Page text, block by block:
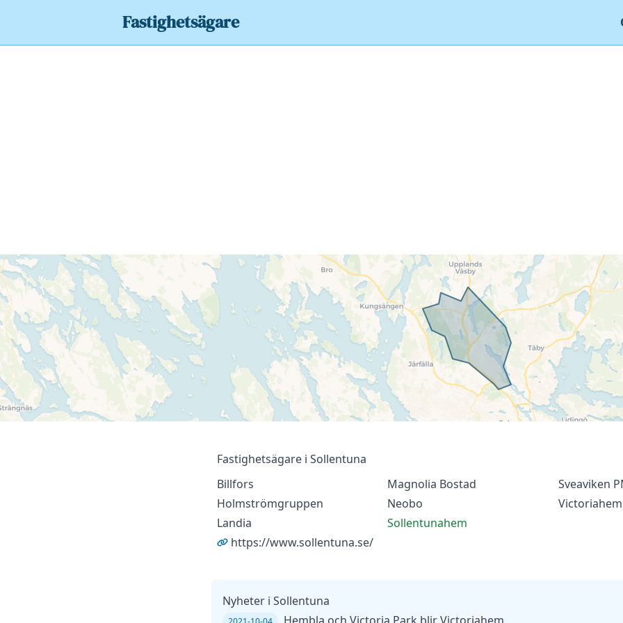
Fastighetsägare
Fastighetsägare i Sollentuna
Billfors
Holmströmgruppen
Landia
Magnolia Bostad
Neobo
Sollentunahem
Sveaviken
Victoriahem
https://www.sollentuna.se/
Nyheter i Sollentuna